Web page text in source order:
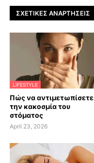
ΣΧΕΤΙΚΈΣ ΑΝΑΡΤΉΣΕΙΣ
LIFESTYLE
Πώς να αντιμετωπίσετε
την κακοσμία του
στόματος
April 23, 2026